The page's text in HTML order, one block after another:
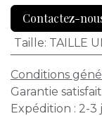
Contactez-
Taille: TAILLE
Conditions
Garantie
Expédition : 2-